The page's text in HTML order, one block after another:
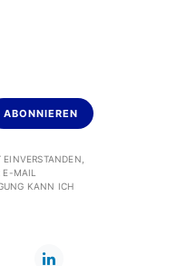
ABONNIEREN
E-MAIL
KANN ICH